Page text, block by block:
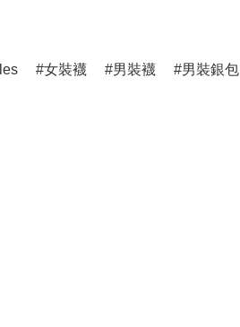
女裝襪 男裝襪 男裝銀包